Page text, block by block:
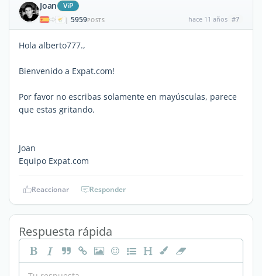
Joan ViP
| 5959POSTS hace 11 años #7
Hola alberto777.,
Bienvenido a Expat.com!
Por favor no escribas solamente en mayúsculas, parece
que estas gritando.
Joan
Equipo Expat.com
Reaccionar Responder
Respuesta rápida